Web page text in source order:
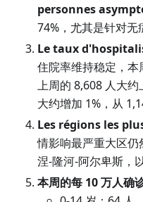
personnes
74%，尤其是针对无
Le taux
住院率维持稳定，
上周的 8,608 人大
大约增加 1%，从
Les régions les
情影响最严重大区
涅-隆河-阿尔卑斯，
本周的每 10 万人确